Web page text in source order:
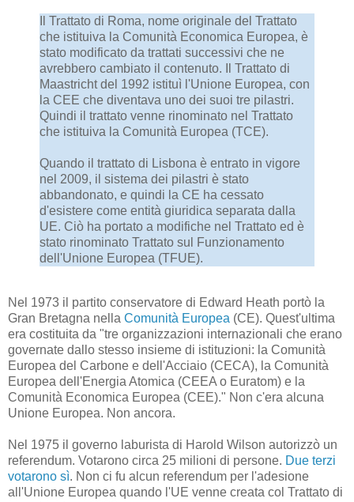
Il Trattato di Roma, nome originale del Trattato
che istituiva la Comunità Economica Europea, è
stato modificato da trattati successivi che ne
avrebbero cambiato il contenuto. Il Trattato di
Maastricht del 1992 istituì l'Unione Europea, con
la CEE che diventava uno dei suoi tre pilastri.
Quindi il trattato venne rinominato nel Trattato
che istituiva la Comunità Europea (TCE).
Quando il trattato di Lisbona è entrato in vigore
nel 2009, il sistema dei pilastri è stato
abbandonato, e quindi la CE ha cessato
d'esistere come entità giuridica separata dalla
UE. Ciò ha portato a modifiche nel Trattato ed è
stato rinominato Trattato sul Funzionamento
dell'Unione Europea (TFUE).
Nel 1973 il partito conservatore di Edward Heath portò la
Gran Bretagna nella Comunità Europea (CE). Quest'ultima
era costituita da "tre organizzazioni internazionali che erano
governate dallo stesso insieme di istituzioni: la Comunità
Europea del Carbone e dell'Acciaio (CECA), la Comunità
Europea dell'Energia Atomica (CEEA o Euratom) e la
Comunità Economica Europea (CEE)." Non c'era alcuna
Unione Europea. Non ancora.
Nel 1975 il governo laburista di Harold Wilson autorizzò un
referendum. Votarono circa 25 milioni di persone. Due terzi
votarono sì. Non ci fu alcun referendum per l'adesione
all'Unione Europea quando l'UE venne creata col Trattato di